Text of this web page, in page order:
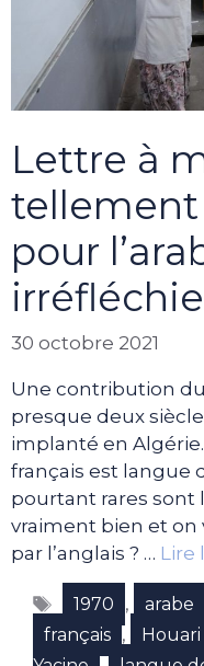
Lettre à
pour
irréfléchie
30 octobre 2021
Une contribution du
presque deux
implanté en
français est langue
pourtant rares sont
vraiment bien et on
par l’anglais ? … Lire
Étiquettes
1970 , arabe
français ,